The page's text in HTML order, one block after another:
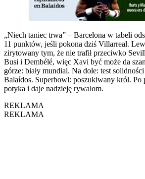
„Niech taniec trwa” – Barcelona w tabeli
11 punktów, jeśli pokona dziś Villarreal.
zirytowany tym, że nie trafił przeciwko
Busi i Dembélé, więc Xavi być może da
górze: biały mundial. Na dole: test
Balaídos. Superbowl: poszukiwany król. Po
potyka i daje nadzieję rywalom.
REKLAMA
REKLAMA